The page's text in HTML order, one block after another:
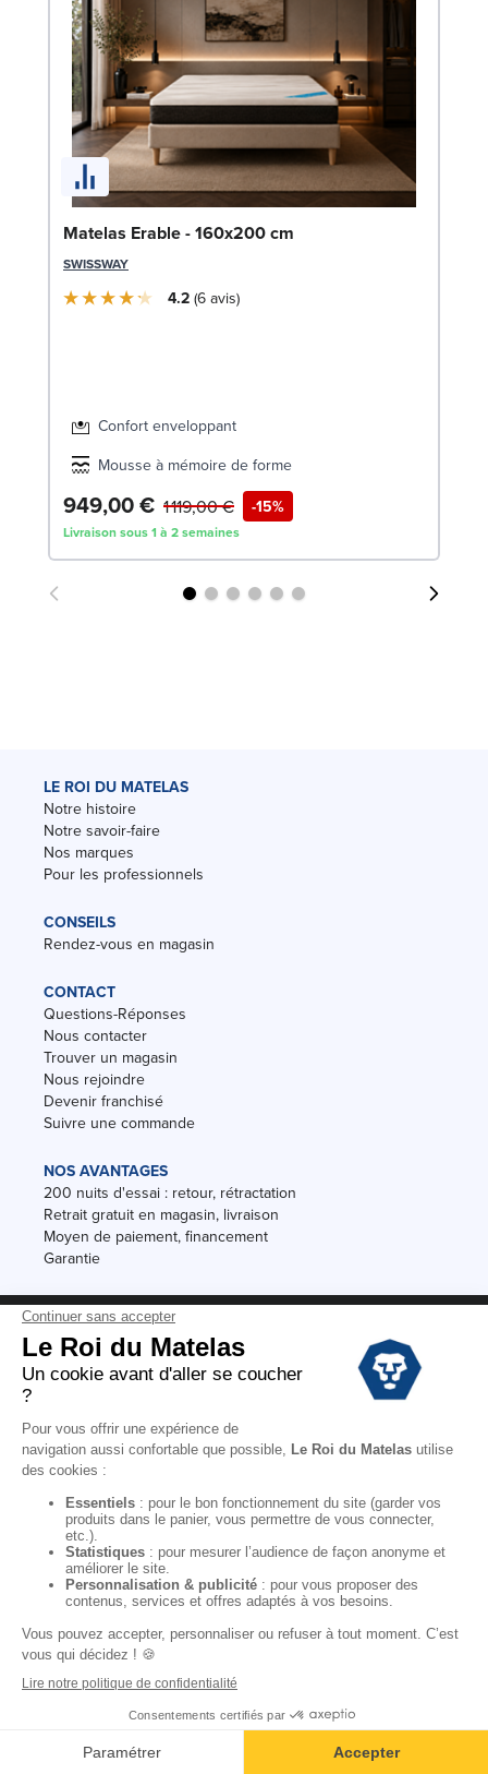
Matelas Erable - 160x200 cm
SWISSWAY
4.2 6 avis
Confort enveloppant
Mousse à mémoire de forme
949,00 € -15%
1 119,00 €
Livraison sous 1 à 2 semaines
LE ROI DU MATELAS
Notre histoire
Notre savoir-faire
Nos marques
Pour les professionnels
CONSEILS
Rendez-vous en magasin
CONTACT
Questions-Réponses
Nous contacter
Trouver un magasin
Nous rejoindre
Devenir franchisé
Suivre une commande
NOS AVANTAGES
200 nuits d'essai : retour, rétractation
Retrait gratuit en magasin, livraison
Moyen de paiement, financement
Garantie
Conditions des offres
Black Friday
Destockage
Conditions Générales de vente magasin
Mentions Légales
Données personnelles
Codes promo Le Roi du Matelas
Copyright © 2022. All rights reserved.